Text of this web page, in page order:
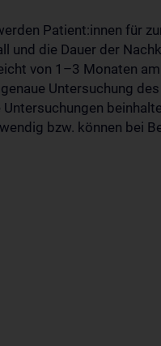
Patient:innen für
und die Dauer der
von 1–3 Monaten
Untersuchung
bzw. können bei